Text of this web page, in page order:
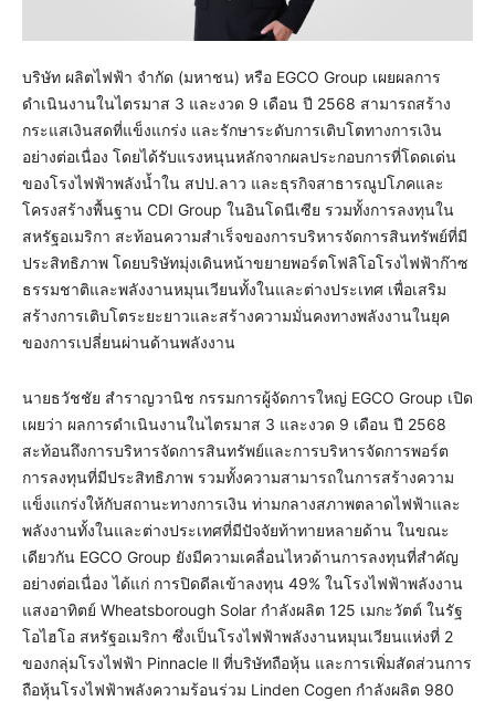
บริษัท ผลิตไฟฟ้า จำกัด (มหาชน) หรือ EGCO Group เผยผลการ
ดำเนินงานในไตรมาส 3 และงวด 9 เดือน ปี 2568 สามารถสร้าง
กระแสเงินสดที่แข็งแกร่ง และรักษาระดับการเติบโตทางการเงิน
อย่างต่อเนื่อง โดยได้รับแรงหนุนหลักจากผลประกอบการที่โดดเด่น
ของโรงไฟฟ้าพลังน้ำใน สปป.ลาว และธุรกิจสาธารณูปโภคและ
โครงสร้างพื้นฐาน CDI Group ในอินโดนีเซีย รวมทั้งการลงทุนใน
สหรัฐอเมริกา สะท้อนความสำเร็จของการบริหารจัดการสินทรัพย์ที่มี
ประสิทธิภาพ โดยบริษัทมุ่งเดินหน้าขยายพอร์ตโฟลิโอโรงไฟฟ้าก๊าซ
ธรรมชาติและพลังงานหมุนเวียนทั้งในและต่างประเทศ เพื่อเสริม
สร้างการเติบโตระยะยาวและสร้างความมั่นคงทางพลังงานในยุค
ของการเปลี่ยนผ่านด้านพลังงาน
นายธวัชชัย สำราญวานิช กรรมการผู้จัดการใหญ่ EGCO Group เปิด
เผยว่า ผลการดำเนินงานในไตรมาส 3 และงวด 9 เดือน ปี 2568
สะท้อนถึงการบริหารจัดการสินทรัพย์และการบริหารจัดการพอร์ต
การลงทุนที่มีประสิทธิภาพ รวมทั้งความสามารถในการสร้างความ
แข็งแกร่งให้กับสถานะทางการเงิน ท่ามกลางสภาพตลาดไฟฟ้าและ
พลังงานทั้งในและต่างประเทศที่มีปัจจัยท้าทายหลายด้าน ในขณะ
เดียวกัน EGCO Group ยังมีความเคลื่อนไหวด้านการลงทุนที่สำคัญ
อย่างต่อเนื่อง ได้แก่ การปิดดีลเข้าลงทุน 49% ในโรงไฟฟ้าพลังงาน
แสงอาทิตย์ Wheatsborough Solar กำลังผลิต 125 เมกะวัตต์ ในรัฐ
โอไฮโอ สหรัฐอเมริกา ซึ่งเป็นโรงไฟฟ้าพลังงานหมุนเวียนแห่งที่ 2
ของกลุ่มโรงไฟฟ้า Pinnacle ll ที่บริษัทถือหุ้น และการเพิ่มสัดส่วนการ
ถือหุ้นโรงไฟฟ้าพลังความร้อนร่วม Linden Cogen กำลังผลิต 980